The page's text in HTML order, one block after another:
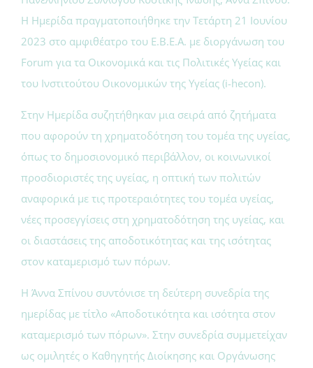
Η Ημερίδα πραγματοποιήθηκε την Τετάρτη 21 Ιουνίου
2023 στο αμφιθέατρο του Ε.Β.Ε.Α. με διοργάνωση του
Forum για τα Οικονομικά και τις Πολιτικές Υγείας και
του Ινστιτούτου Οικονομικών της Υγείας (i-hecon).
Στην Ημερίδα συζητήθηκαν μια σειρά από ζητήματα
που αφορούν τη χρηματοδότηση του τομέα της υγείας,
όπως το δημοσιονομικό περιβάλλον, οι κοινωνικοί
προσδιοριστές της υγείας, η οπτική των πολιτών
αναφορικά με τις προτεραιότητες του τομέα υγείας,
νέες προσεγγίσεις στη χρηματοδότηση της υγείας, και
οι διαστάσεις της αποδοτικότητας και της ισότητας
στον καταμερισμό των πόρων.
Η Άννα Σπίνου συντόνισε τη δεύτερη συνεδρία της
ημερίδας με τίτλο «Αποδοτικότητα και ισότητα στον
καταμερισμό των πόρων». Στην συνεδρία συμμετείχαν
ως ομιλητές o Καθηγητής Διοίκησης και Οργάνωσης